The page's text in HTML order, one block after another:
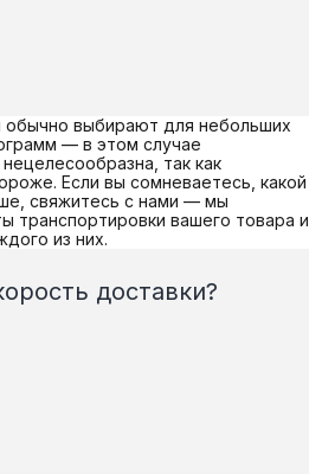
обычно выбирают для небольших
— в этом случае
так как
Если вы сомневаетесь, какой
свяжитесь с нами — мы
транспортировки вашего товара и
из них.
доставки?